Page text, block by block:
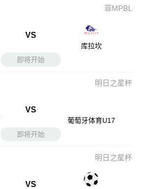
菲MPBL
VS
库拉坎
即将开始
明日之星杯
VS
葡萄牙体育U17
即将开始
明日之星杯
VS